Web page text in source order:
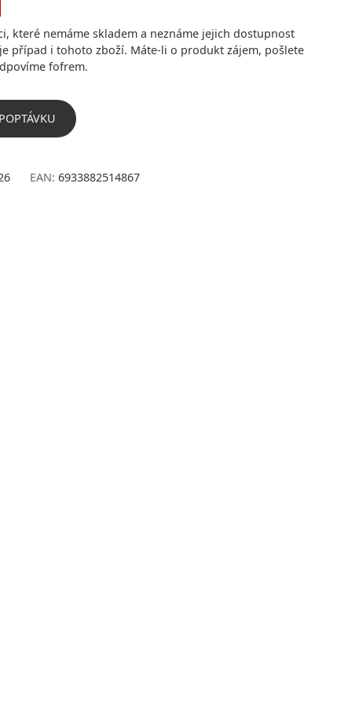
které nemáme skladem a neznáme jejich dostupnost
případ i tohoto zboží. Máte-li o produkt zájem, pošlete
fofrem.
EAN: 6933882514867